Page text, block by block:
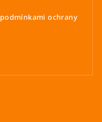
podmínkami ochrany